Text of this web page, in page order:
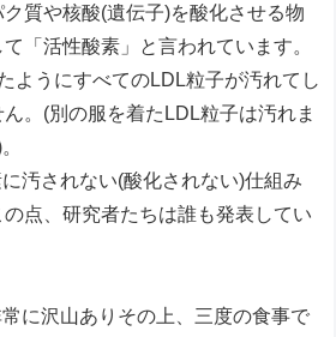
質や核酸(遺伝子)を酸化させる物
「活性酸素」と言われています。
ようにすべてのLDL粒子が汚れてし
。(別の服を着たLDL粒子は汚れま
汚されない(酸化されない)仕組み
点、研究者たちは誰も発表してい
に沢山ありその上、三度の食事で